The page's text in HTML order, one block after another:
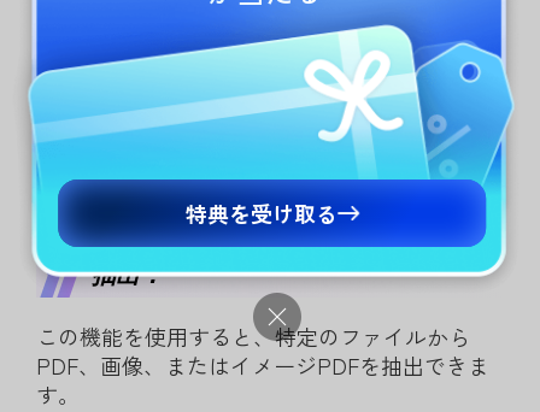
抽出：
この機能を使用すると、特定のファイルから
PDF、画像、またはイメージPDFを抽出できま
す。
特典を受け取る